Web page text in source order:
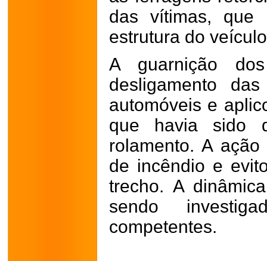
das vítimas, que
estrutura do
A guarnição
desligamento
automóveis e
que havia sido
rolamento. A
de incêndio e
trecho. A
sendo
competentes.